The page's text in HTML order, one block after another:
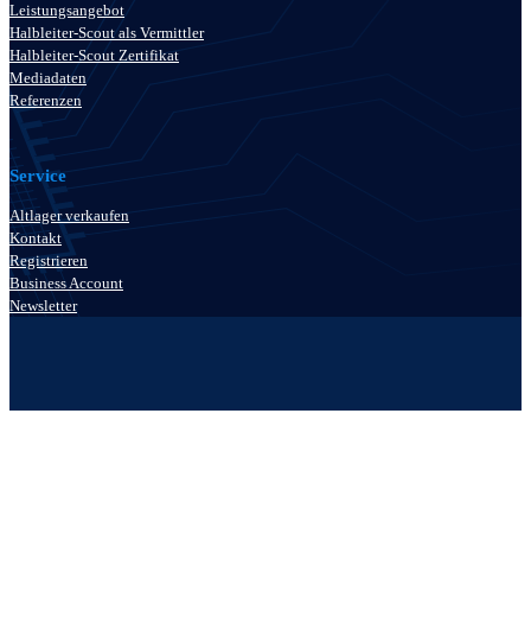
Leistungsangebot
Halbleiter-Scout als Vermittler
Halbleiter-Scout Zertifikat
Mediadaten
Referenzen
Service
Altlager verkaufen
Kontakt
Registrieren
Business Account
Newsletter